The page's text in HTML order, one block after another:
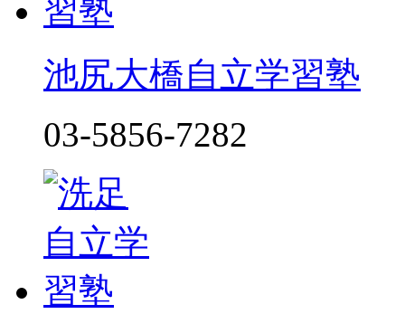
池尻大橋自立学習塾
03-5856-7282